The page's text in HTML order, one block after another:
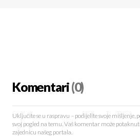
Komentari(0)
Uključite se u raspravu – podijelite svoje mišljenje,
svoj pogled na temu. Vaš komentar može
zajednicu našeg portala.